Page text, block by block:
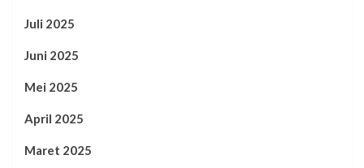
Juli 2025
Juni 2025
Mei 2025
April 2025
Maret 2025